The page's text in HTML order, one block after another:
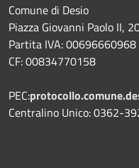
Comune di Desio
Piazza Giovanni Paolo II,
Partita IVA: 00696660968
CF: 00834770158
PEC:
Centralino Unico: 0362-